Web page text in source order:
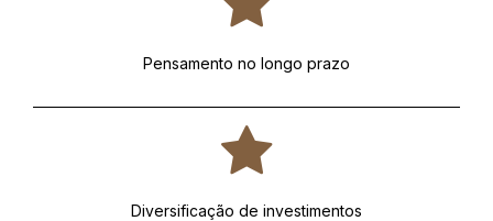
Pensamento no longo prazo
Diversificação de investimentos